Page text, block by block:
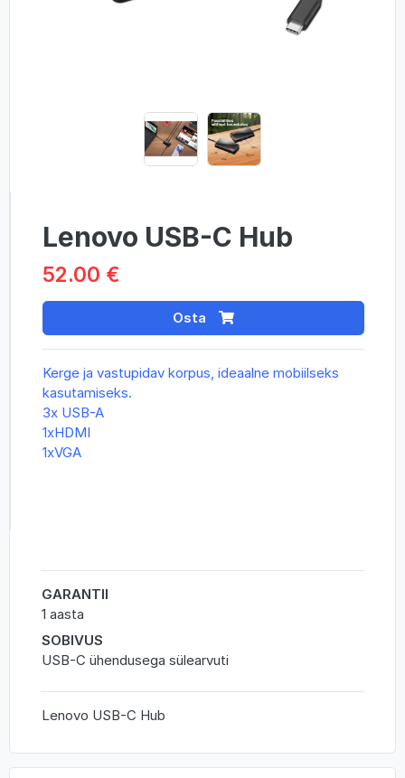
Lenovo USB-C Hub
52.00 €
Osta
Kerge ja vastupidav korpus, ideaalne mobiilseks
kasutamiseks.
3x USB-A
1xHDMI
1xVGA
GARANTII
1 aasta
SOBIVUS
USB-C ühendusega sülearvuti
Lenovo USB-C Hub